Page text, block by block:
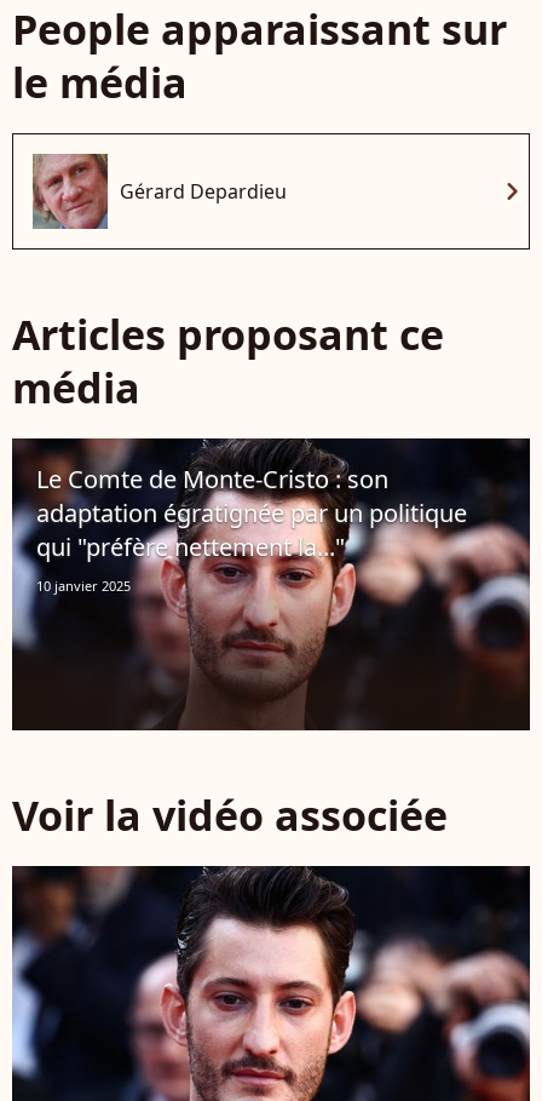
People apparaissant sur
le média
Gérard Depardieu chevron_right
Articles proposant ce
média
Le Comte de Monte-Cristo : son
adaptation égratignée par un politique
qui "préfère nettement la..."
10 janvier 2025
Voir la vidéo associée